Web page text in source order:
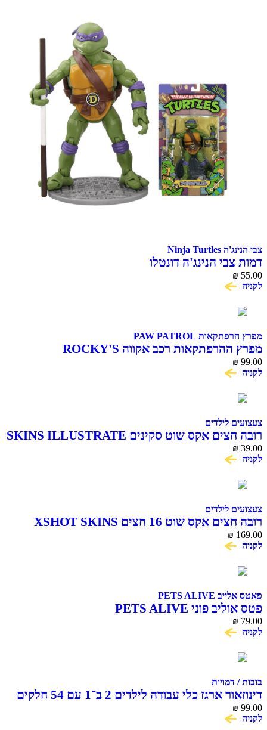
צבי הנינג'ה Ninja Turtles
דמות צבי הנינג'ה דונטלו
₪ 55.00
לקניה
מפרץ הרפתקאות PAW PATROL
מפרץ ההרפתקאות רכב אקווה ROCKY'S
₪ 99.00
לקניה
צעצועים לילדים
רובה חצים אקס שוט סקינים SKINS ILLUSTRATE
₪ 39.00
לקניה
צעצועים לילדים
רובה חצים אקס שוט 16 חצים XSHOT SKINS
BEAST MODE
₪ 169.00
לקניה
פאטס אלייב PETS ALIVE
פטס אוליב פוני PETS ALIVE
₪ 79.00
לקניה
בובות / דמויות
דינוזאור ארגז כלי עבודה לילדים 2 ב־1 עם 54 חלקים
₪ 99.00
לקניה